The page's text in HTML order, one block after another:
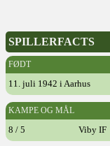
SPILLERFACTS
FØDT
11. juli 1942 i Aarhus
KAMPE OG MÅL
8 / 5 Viby IF